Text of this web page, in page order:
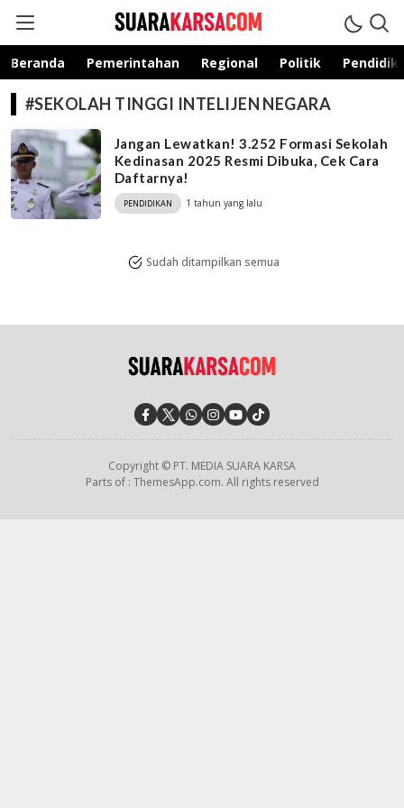
suarakarsa.com
Informasi terpercaya
Beranda Pemerintahan Regional Politik
#SEKOLAH TINGGI INTELIJEN NEGARA
Jangan Lewatkan! 3.252 Formasi Sekolah
Kedinasan 2025 Resmi Dibuka, Cek Cara
Daftarnya!
PENDIDIKAN 1 tahun yang lalu
Sudah ditampilkan semua
Copyright © PT. MEDIA SUARA KARSA
Parts of : ThemesApp.com. All rights reserved